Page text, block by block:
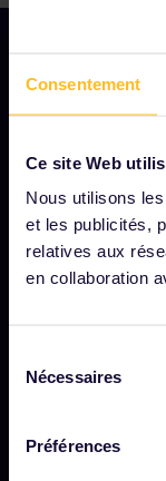
Consentement
Ce site Web
Nous utilisons
et les publicités,
relatives aux
en collaboration
Nécessaires
Préférences
NOTRE SOCIÉTÉ
Notre profil
Nous recrutons
Salle de presse
Devenez notre
DÉMARRER